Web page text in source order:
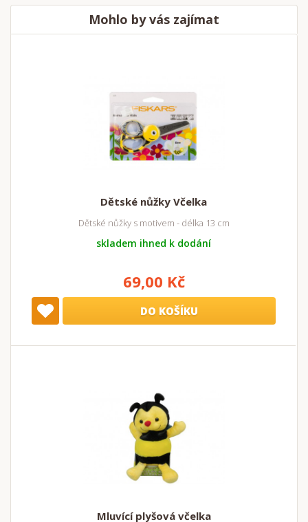
Mohlo by vás zajímat
Dětské nůžky Včelka
Dětské nůžky s motivem - délka 13 cm
skladem ihned k dodání
69,00 Kč
DO KOŠÍKU
Mluvící plyšová včelka